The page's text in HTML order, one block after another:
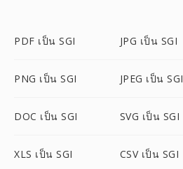
PDF เป็น SGI JPG เป็น SGI
PNG เป็น SGI JPEG เป็น SGI
DOC เป็น SGI SVG เป็น SGI
XLS เป็น SGI CSV เป็น SGI